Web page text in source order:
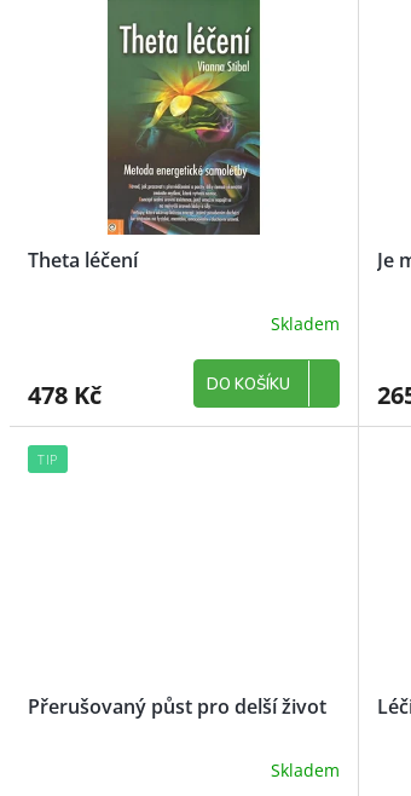
k
Theta léčení
Skladem
478 Kč DO KOŠÍKU
Je
TIP
Přerušovaný půst pro delší život
Skladem